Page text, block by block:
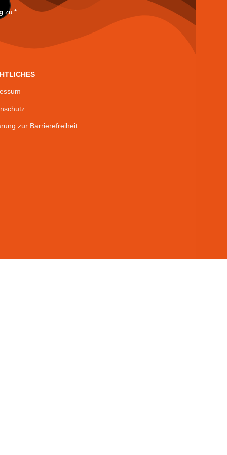
zu.*
zur Barrierefreiheit